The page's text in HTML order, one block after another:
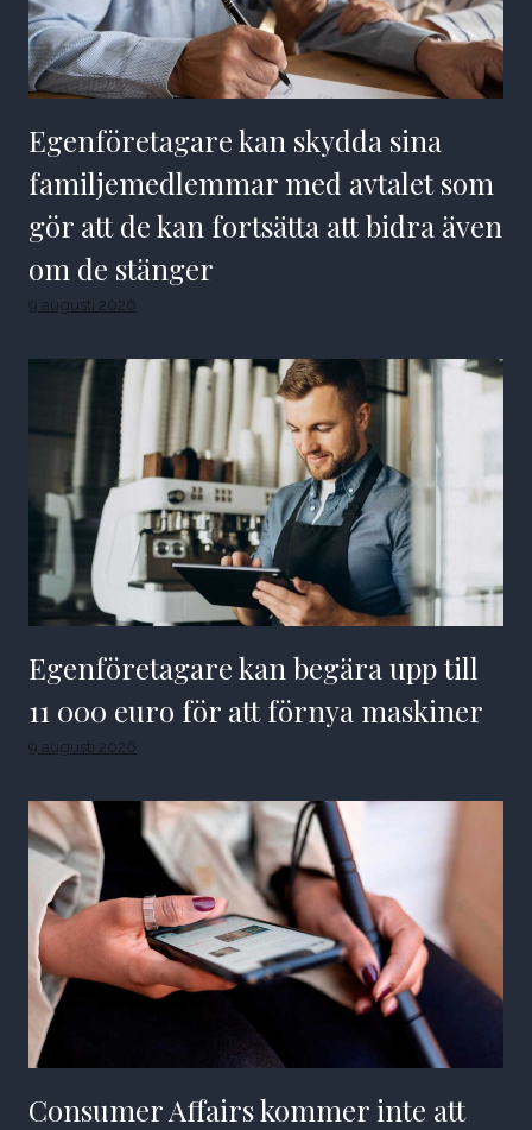
Egenföretagare kan skydda sina
familjemedlemmar med avtalet som
gör att de kan fortsätta att bidra även
om de stänger
9 augusti 2026
Egenföretagare kan begära upp till
11 000 euro för att förnya maskiner
9 augusti 2026
Consumer Affairs kommer inte att